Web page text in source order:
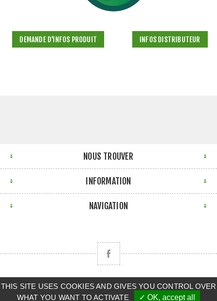
DEMANDE D'INFOS PRODUIT INFOS DISTRIBUTEUR
NOUS TROUVER
INFORMATION
NAVIGATION
Copyright © 2026 CLAAS BRETAGNE SUD. Tous droits
réservés.
THIS SITE USES COOKIES AND GIVES YOU CONTROL OVER
WHAT YOU WANT TO ACTIVATE
✓ OK, accept all